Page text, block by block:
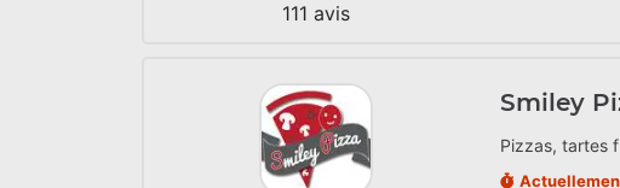
111 avis
Smiley
Pizzas, tartes